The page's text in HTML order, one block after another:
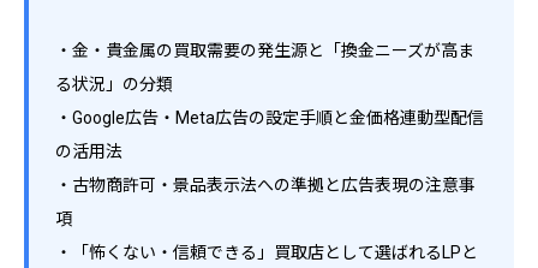
・金・貴金属の買取需要の発生源と「換金ニーズが高ま
る状況」の分類
・Google広告・Meta広告の設定手順と金価格連動型配信
の活用法
・古物商許可・景品表示法への準拠と広告表現の注意事
項
・「怖くない・信頼できる」買取店として選ばれるLPと